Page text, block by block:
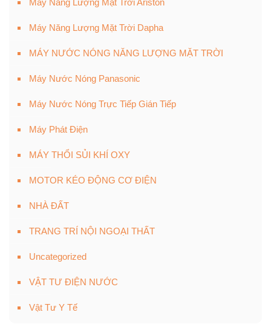
Máy Năng Lượng Mặt Trời Dapha
MÁY NƯỚC NÓNG NĂNG LƯỢNG MẶT TRỜI
Máy Nước Nóng Panasonic
Máy Nước Nóng Trực Tiếp Gián Tiếp
Máy Phát Điện
MÁY THỔI SỦI KHÍ OXY
MOTOR KÉO ĐỘNG CƠ ĐIỆN
NHÀ ĐẤT
TRANG TRÍ NỘI NGOẠI THẤT
Uncategorized
VẬT TƯ ĐIỆN NƯỚC
Vật Tư Y Tế